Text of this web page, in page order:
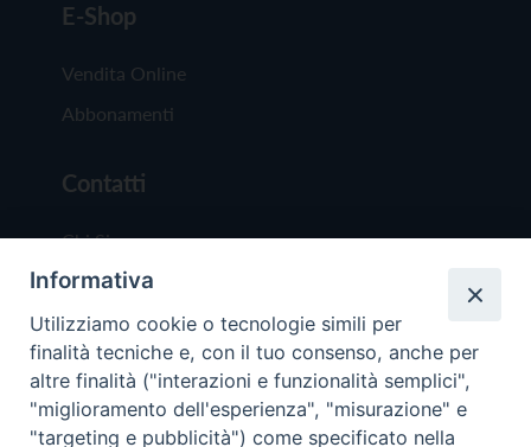
E-Shop
Vendita Online
Abbonamenti
Contatti
Chi Siamo
Redazione
Scrivici
Informativa
Utilizziamo cookie o tecnologie simili per
finalità tecniche e, con il tuo consenso, anche per
altre finalità ("interazioni e funzionalità semplici",
"miglioramento dell'esperienza", "misurazione" e
"targeting e pubblicità") come specificato nella